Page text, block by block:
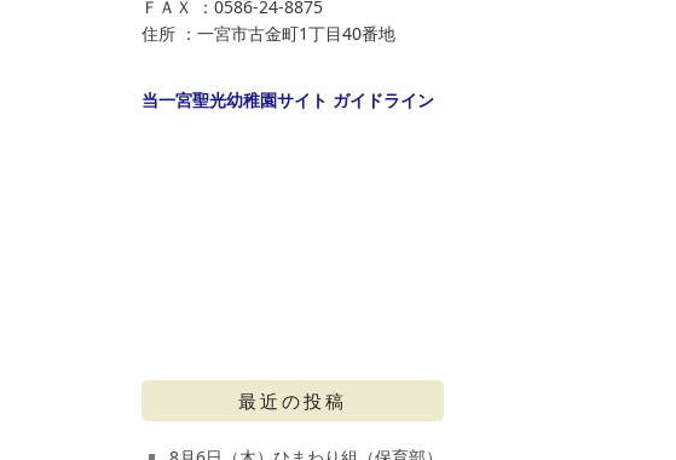
ＦＡＸ ：0586-24-8875
住所 ：一宮市古金町1丁目40番地
当一宮聖光幼稚園サイト ガイドライン
最近の投稿